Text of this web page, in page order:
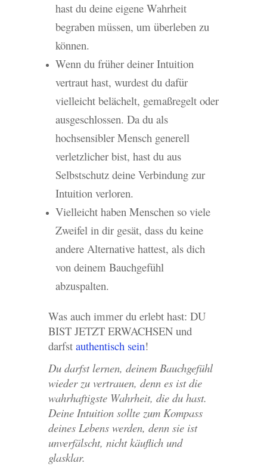
hast du deine eigene Wahrheit
begraben müssen, um überleben zu
können.
Wenn du früher deiner Intuition
vertraut hast, wurdest du dafür
vielleicht belächelt, gemaßregelt oder
ausgeschlossen. Da du als
hochsensibler Mensch generell
verletzlicher bist, hast du aus
Selbstschutz deine Verbindung zur
Intuition verloren.
Vielleicht haben Menschen so viele
Zweifel in dir gesät, dass du keine
andere Alternative hattest, als dich
von deinem Bauchgefühl
abzuspalten.
Was auch immer du erlebt hast: DU
BIST JETZT ERWACHSEN und
darfst authentisch sein!
Du darfst lernen, deinem Bauchgefühl
wieder zu vertrauen, denn es ist die
wahrhaftigste Wahrheit, die du hast.
Deine Intuition sollte zum Kompass
deines Lebens werden, denn sie ist
unverfälscht, nicht käuflich und
glasklar.